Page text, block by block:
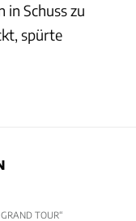
in Schuss zu
spürte
TOUR“